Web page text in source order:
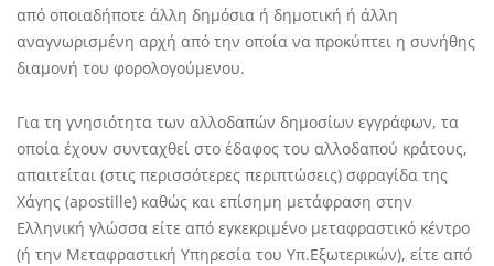
από οποιαδήποτε άλλη δημόσια ή δημοτική ή άλλη
αναγνωρισμένη αρχή από την οποία να προκύπτει η συνήθης
διαμονή του φορολογούμενου.
Για τη γνησιότητα των αλλοδαπών δημοσίων εγγράφων, τα
οποία έχουν συνταχθεί στο έδαφος του αλλοδαπού κράτους,
απαιτείται (στις περισσότερες περιπτώσεις) σφραγίδα της
Χάγης (apostille) καθώς και επίσημη μετάφραση στην
Ελληνική γλώσσα είτε από εγκεκριμένο μεταφραστικό κέντρο
(ή την Μεταφραστική Υπηρεσία του Υπ.Εξωτερικών), είτε από